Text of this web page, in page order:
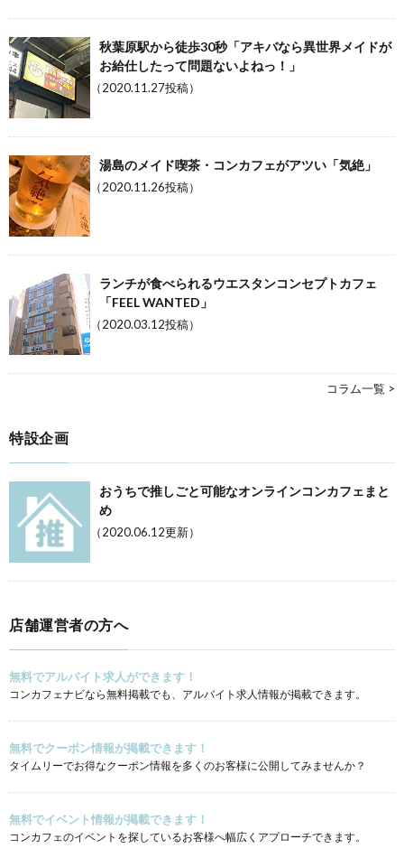
秋葉原駅から徒歩30秒「アキバなら異世界メイドが
お給仕したって問題ないよねっ！」
（2020.11.27投稿）
湯島のメイド喫茶・コンカフェがアツい「気絶」
（2020.11.26投稿）
ランチが食べられるウエスタンコンセプトカフェ
「FEEL WANTED」
（2020.03.12投稿）
コラム一覧 >
特設企画
おうちで推しごと可能なオンラインコンカフェまと
め
（2020.06.12更新）
店舗運営者の方へ
無料でアルバイト求人ができます！
コンカフェナビなら無料掲載でも、アルバイト求人情報が掲載できます。
無料でクーポン情報が掲載できます！
タイムリーでお得なクーポン情報を多くのお客様に公開してみませんか？
無料でイベント情報が掲載できます！
コンカフェのイベントを探しているお客様へ幅広くアプローチできます。